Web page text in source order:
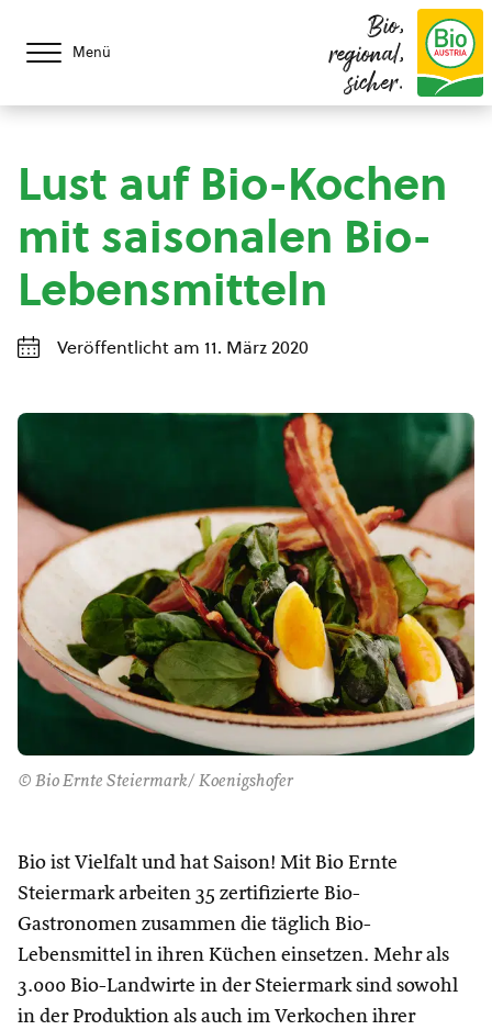
Menü
Bio,
regional,
sicher.
Lust auf Bio-Kochen
mit saisonalen Bio-
Lebensmitteln
Veröffentlicht am 11. März 2020
© Bio Ernte Steiermark/ Koenigshofer
Bio ist Vielfalt und hat Saison! Mit Bio Ernte
Steiermark arbeiten 35 zertifizierte Bio-
Gastronomen zusammen die täglich Bio-
Lebensmittel in ihren Küchen einsetzen. Mehr als
3.000 Bio-Landwirte in der Steiermark sind sowohl
in der Produktion als auch im Verkochen ihrer